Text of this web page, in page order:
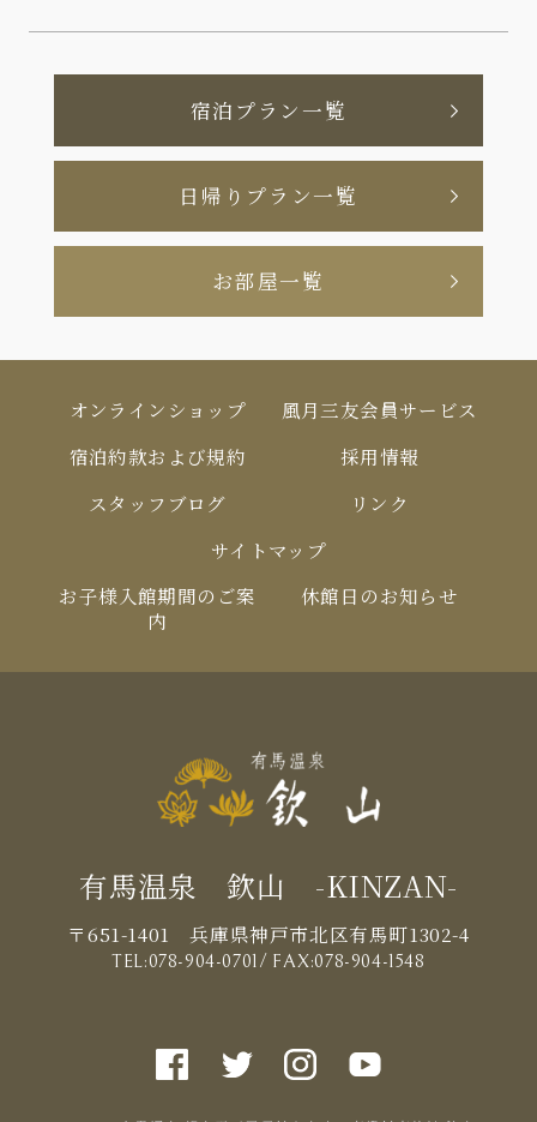
宿泊プラン一覧
日帰りプラン一覧
お部屋一覧
オンラインショップ
風月三友会員サービス
宿泊約款および規約
採用情報
スタッフブログ
リンク
サイトマップ
お⼦様⼊館期間のご案
内
休館⽇のお知らせ
有馬温泉 欽山 -KINZAN-
〒651-1401 兵庫県神戸市北区有馬町1302-4
TEL:078-904-0701/ FAX:078-904-1548